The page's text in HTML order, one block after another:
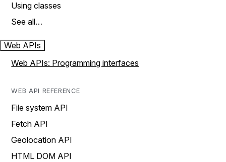
Using classes
See all…
Web APIs
Web APIs: Programming interfaces
WEB API REFERENCE
File system API
Fetch API
Geolocation API
HTML DOM API